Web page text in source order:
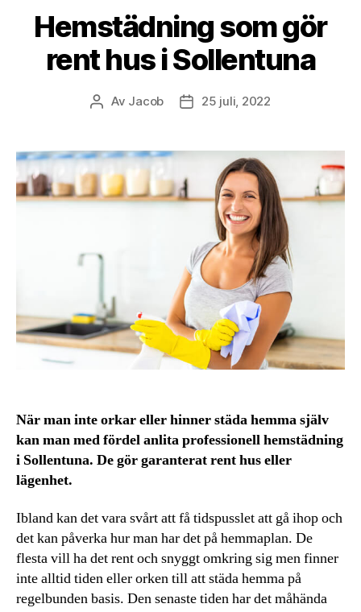
Hemstädning som gör
rent hus i Sollentuna
Inläggsförfattare
Av Jacob Inläggsdatum
25 juli, 2022
När man inte orkar eller hinner städa hemma själv
kan man med fördel anlita professionell hemstädning
i Sollentuna. De gör garanterat rent hus eller
lägenhet.
Ibland kan det vara svårt att få tidspusslet att gå ihop och
det kan påverka hur man har det på hemmaplan. De
flesta vill ha det rent och snyggt omkring sig men finner
inte alltid tiden eller orken till att städa hemma på
regelbunden basis. Den senaste tiden har det måhända